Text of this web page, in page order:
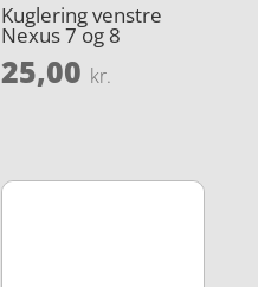
Kuglering venstre
Nexus 7 og 8
25,00 kr.